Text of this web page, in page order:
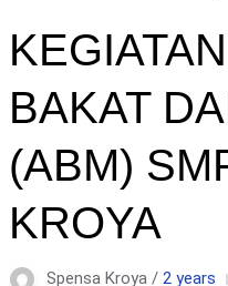
BAKAT
(ABM)
KROYA
Spensa Kroya / 2 years